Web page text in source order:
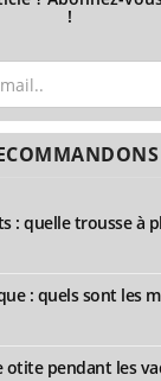
!
: quelle trousse à
: quels sont les
pendant les